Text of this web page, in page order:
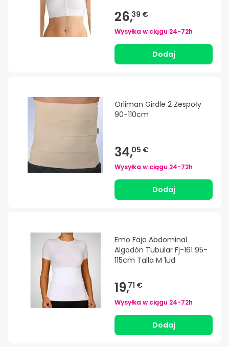
26,39 €
Wysyłka w ciągu 24-72h
Dodaj
Orliman Girdle 2 Zespoły
90-110cm
34,05 €
Wysyłka w ciągu 24-72h
Dodaj
Emo Faja Abdominal
Algodón Tubular Fj-161 95-
115cm Talla M 1ud
19,71 €
Wysyłka w ciągu 24-72h
Dodaj